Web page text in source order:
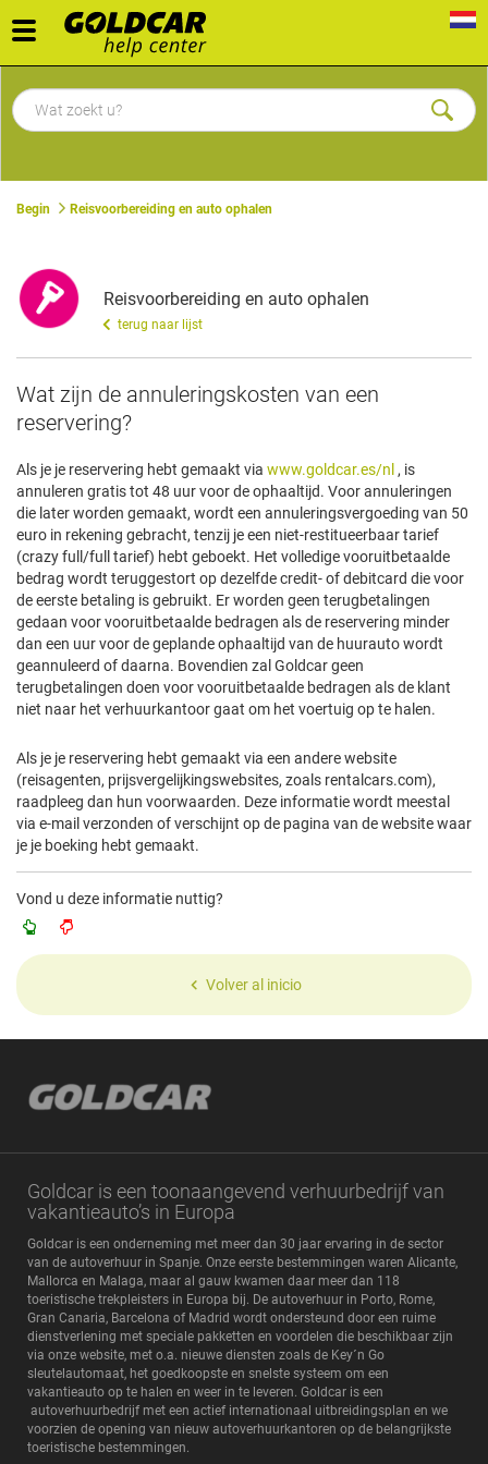
Toggle
navigation
Begin Reisvoorbereiding en auto ophalen
Reisvoorbereiding en auto ophalen
terug naar lijst
​Wat zijn de annuleringskosten van een
reservering?
Als je je reservering hebt gemaakt via www.goldcar.es/nl , is
annuleren gratis tot 48 uur voor de ophaaltijd. Voor annuleringen
die later worden gemaakt, wordt een annuleringsvergoeding van 50
euro in rekening gebracht, tenzij je een niet-restitueerbaar tarief
(crazy full/full tarief) hebt geboekt. Het volledige vooruitbetaalde
bedrag wordt teruggestort op dezelfde credit- of debitcard die voor
de eerste betaling is gebruikt. Er worden geen terugbetalingen
gedaan voor vooruitbetaalde bedragen als de reservering minder
dan een uur voor de geplande ophaaltijd van de huurauto wordt
geannuleerd of daarna. Bovendien zal Goldcar geen
terugbetalingen doen voor vooruitbetaalde bedragen als de klant
niet naar het verhuurkantoor gaat om het voertuig op te halen.
Als je je reservering hebt gemaakt via een andere website
(reisagenten, prijsvergelijkingswebsites, zoals rentalcars.com),
raadpleeg dan hun voorwaarden. Deze informatie wordt meestal
via e-mail verzonden of verschijnt op de pagina van de website waar
je je boeking hebt gemaakt.
Vond u deze informatie nuttig?
Volver al inicio
Goldcar is een toonaangevend verhuurbedrijf van
vakantieauto’s in Europa
Goldcar is een onderneming met meer dan 30 jaar ervaring in de sector
van de autoverhuur in Spanje. Onze eerste bestemmingen waren Alicante,
Mallorca en Malaga, maar al gauw kwamen daar meer dan 118
toeristische trekpleisters in Europa bij. De autoverhuur in Porto, Rome,
Gran Canaria, Barcelona of Madrid wordt ondersteund door een ruime
dienstverlening met speciale pakketten en voordelen die beschikbaar zijn
via onze website, met o.a. nieuwe diensten zoals de Key´n Go
sleutelautomaat, het goedkoopste en snelste systeem om een
vakantieauto op te halen en weer in te leveren. Goldcar is een
autoverhuurbedrijf met een actief internationaal uitbreidingsplan en we
voorzien de opening van nieuw autoverhuurkantoren op de belangrijkste
toeristische bestemmingen.